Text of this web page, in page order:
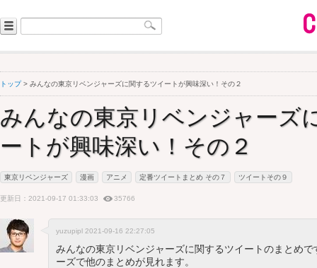
トップ> みんなの東京リベンジャーズに関するツイートが興味深い！その２
みんなの東京リベンジャーズ
ートが興味深い！その２
東京リベンジャーズ 漫画 アニメ 定番ツイートまとめ その７ ツイートその９
更新日：2021-09-17 01:33:03 35766
yuzupipl 2021-09-16 22:27:05
みんなの東京リベンジャーズに関するツイートのまとめ
ーズで他のまとめが見れます。